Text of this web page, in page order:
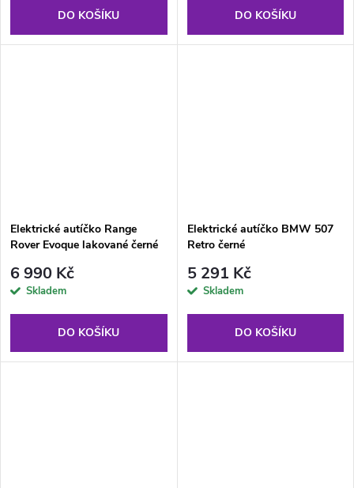
DO KOŠÍKU DO KOŠÍKU
Elektrické autíčko Range
Rover Evoque lakované černé
6 990 Kč
Skladem
DO KOŠÍKU
Elektrické autíčko BMW 507
Retro černé
5 291 Kč
Skladem
DO KOŠÍKU